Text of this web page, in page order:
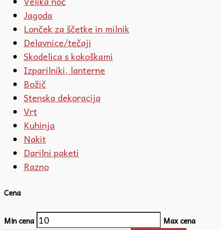
Jagoda
Lonček za ščetke in milnik
Delavnice/tečaji
Skodelica s kokoškami
Izparilniki, lanterne
Božič
Stenska dekoracija
Vrt
Kuhinja
Nakit
Darilni paketi
Razno
Cena
Min cena Max cena